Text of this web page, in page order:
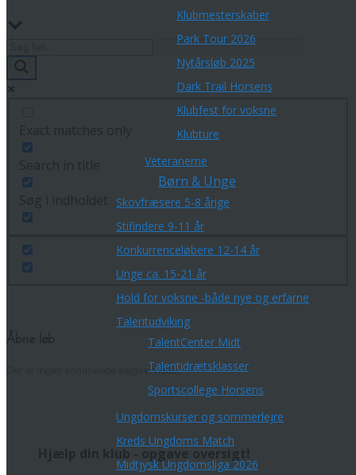
Klubmesterskaber
Park Tour 2026
Nytårsløb 2025
Dark Trail Horsens
Klubfest for voksne
Klubture
Veteranerne
Børn & Unge
Skovfræsere 5-8 årige
Stifindere 9-11 år
Konkurrenceløbere 12-14 år
Unge ca. 15-21 år
Hold for voksne -både nye og erfarne
Talentudviking
TalentCenter Midt
Talentidrætsklasser
Sportscollege Horsens
Ungdomskurser og sommerlejre
Kreds Ungdoms Match
Midtjysk Ungdomsliga 2026
Der er ingen kommende begivenheder.
Hjælp din klub - opgave oversigt!